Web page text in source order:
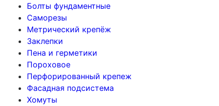
Болты фундаментные
Саморезы
Метрический крепёж
Заклепки
Пена и герметики
Пороховое
Перфорированный крепеж
Фасадная подсистема
Хомуты